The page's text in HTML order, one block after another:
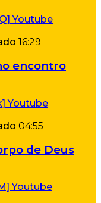
16:29
encontro
04:55
de Deus